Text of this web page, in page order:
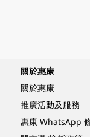
關於惠康
關於惠康
推廣活動及服務
惠康 WhatsApp